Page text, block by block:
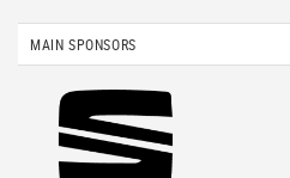
MAIN SPONSORS